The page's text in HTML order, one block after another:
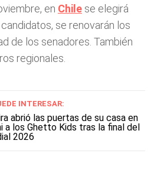
en Chile se elegirá
se renovarán los
de los senadores. También
regionales.
INTERESAR:
abrió las puertas de su casa en
a los Ghetto Kids tras la final del
2026